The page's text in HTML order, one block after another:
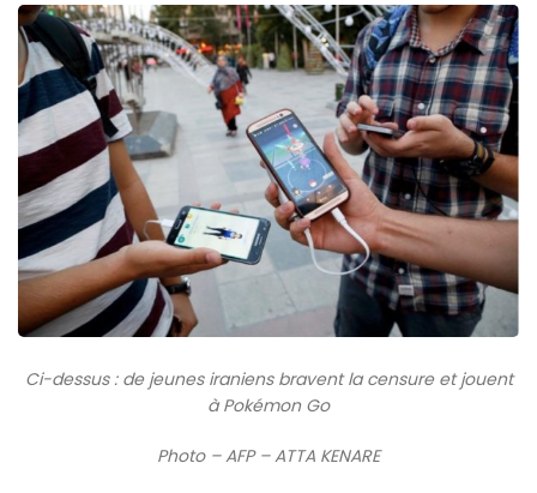
Ci-dessus : de jeunes iraniens bravent la censure et jouent
à Pokémon Go
Photo – AFP – ATTA KENARE